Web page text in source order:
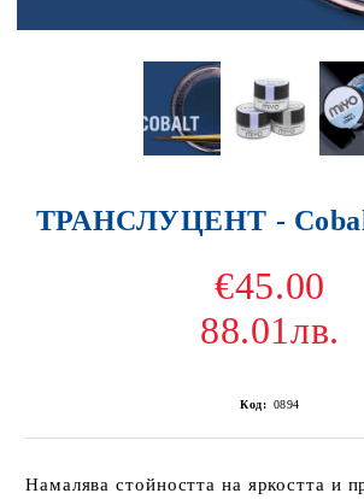
ТРАНСЛУЦЕНТ -
€45.00
88.01лв.
Код: 0894
Намалява стойността на яркостта и